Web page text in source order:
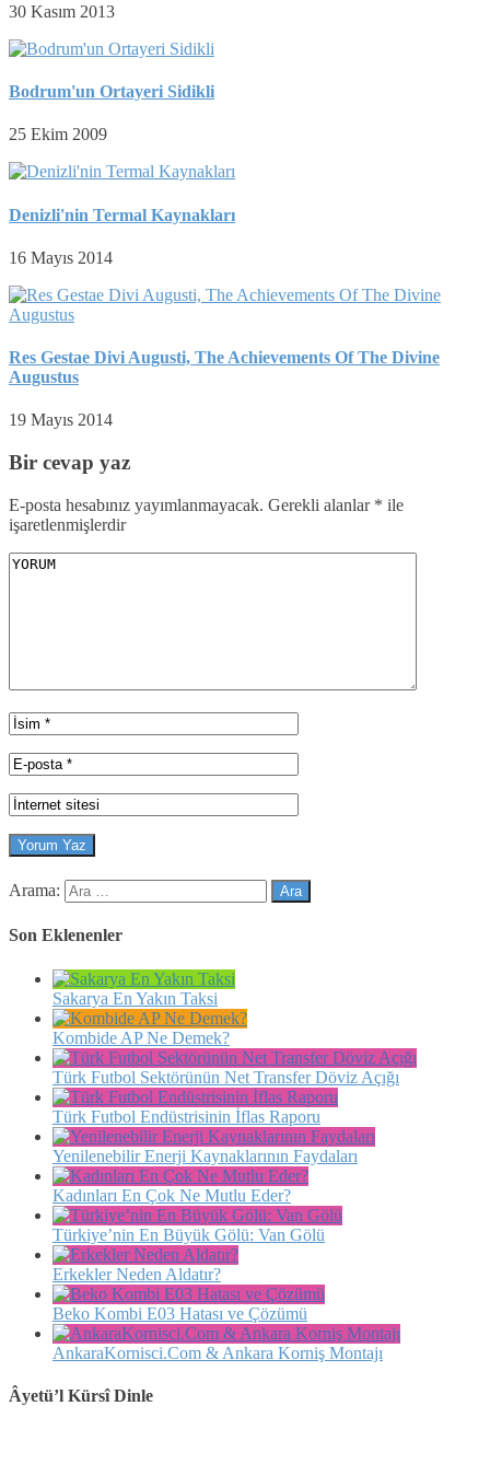
30 Kasım 2013
Bodrum'un Ortayeri Sidikli
25 Ekim 2009
Denizli'nin Termal Kaynakları
16 Mayıs 2014
Res Gestae Divi Augusti, The Achievements Of The Divine
Augustus
19 Mayıs 2014
Bir cevap yaz
E-posta hesabınız yayımlanmayacak. Gerekli alanlar * ile
işaretlenmişlerdir
Arama:
Son Eklenenler
Sakarya En Yakın Taksi
Kombide AP Ne Demek?
Türk Futbol Sektörünün Net Transfer Döviz Açığı
Türk Futbol Endüstrisinin İflas Raporu
Yenilenebilir Enerji Kaynaklarının Faydaları
Kadınları En Çok Ne Mutlu Eder?
Türkiye’nin En Büyük Gölü: Van Gölü
Erkekler Neden Aldatır?
Beko Kombi E03 Hatası ve Çözümü
AnkaraKornisci.Com & Ankara Korniş Montajı
Âyetü’l Kürsî Dinle